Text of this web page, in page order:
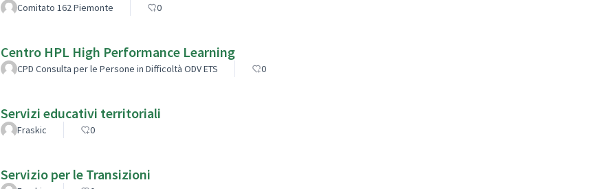
Comitato 162 Piemonte 0
Centro HPL High Performance Learning
CPD Consulta per le Persone in Difficoltà ODV ETS 0
Servizi educativi territoriali
Fraskic 0
Servizio per le Transizioni